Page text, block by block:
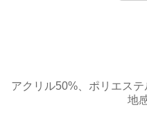
アクリル50%、ポリエス
地